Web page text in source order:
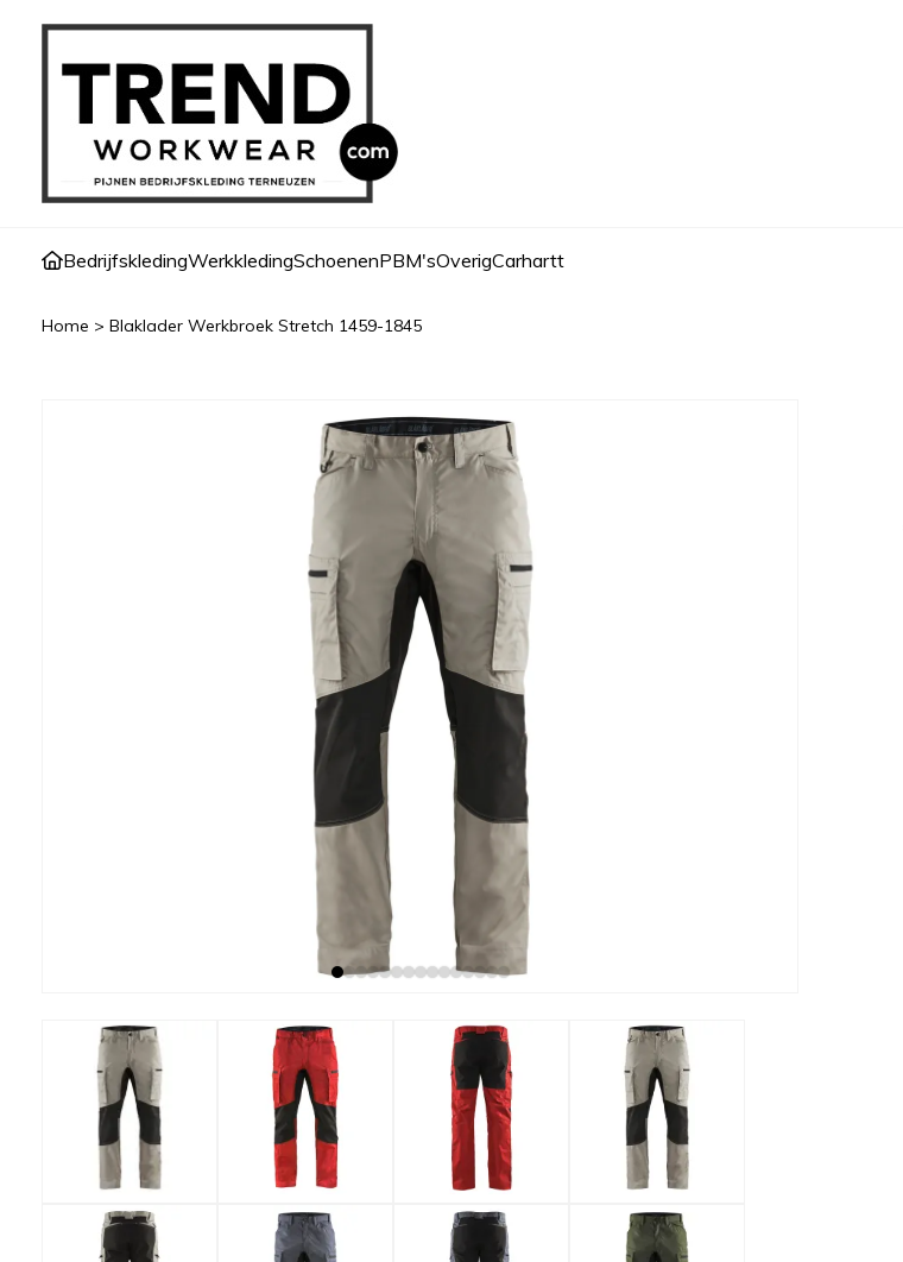
BedrijfskledingWerkkledingSchoenenPBM'sOverigCarhartt
Home > Blaklader Werkbroek Stretch 1459-1845